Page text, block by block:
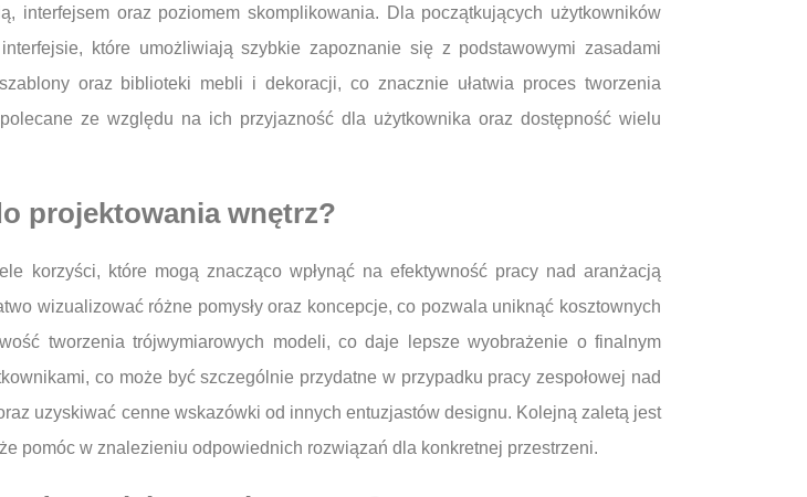
interfejsem oraz poziomem skomplikowania. Dla początkujących użytkowników
które umożliwiają szybkie zapoznanie się z podstawowymi zasadami
oraz biblioteki mebli i dekoracji, co znacznie ułatwia proces tworzenia
ze względu na ich przyjazność dla użytkownika oraz dostępność wielu
projektowania wnętrz?
korzyści, które mogą znacząco wpłynąć na efektywność pracy nad aranżacją
wizualizować różne pomysły oraz koncepcje, co pozwala uniknąć kosztownych
tworzenia trójwymiarowych modeli, co daje lepsze wyobrażenie o finalnym
co może być szczególnie przydatne w przypadku pracy zespołowej nad
uzyskiwać cenne wskazówki od innych entuzjastów designu. Kolejną zaletą jest
pomóc w znalezieniu odpowiednich rozwiązań dla konkretnej przestrzeni.